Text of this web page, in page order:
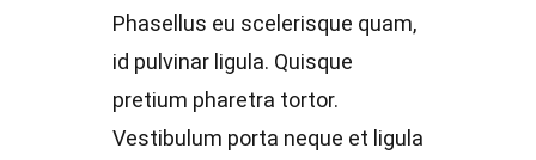
Phasellus eu scelerisque quam,
id pulvinar ligula. Quisque
pretium pharetra tortor.
Vestibulum porta neque et ligula